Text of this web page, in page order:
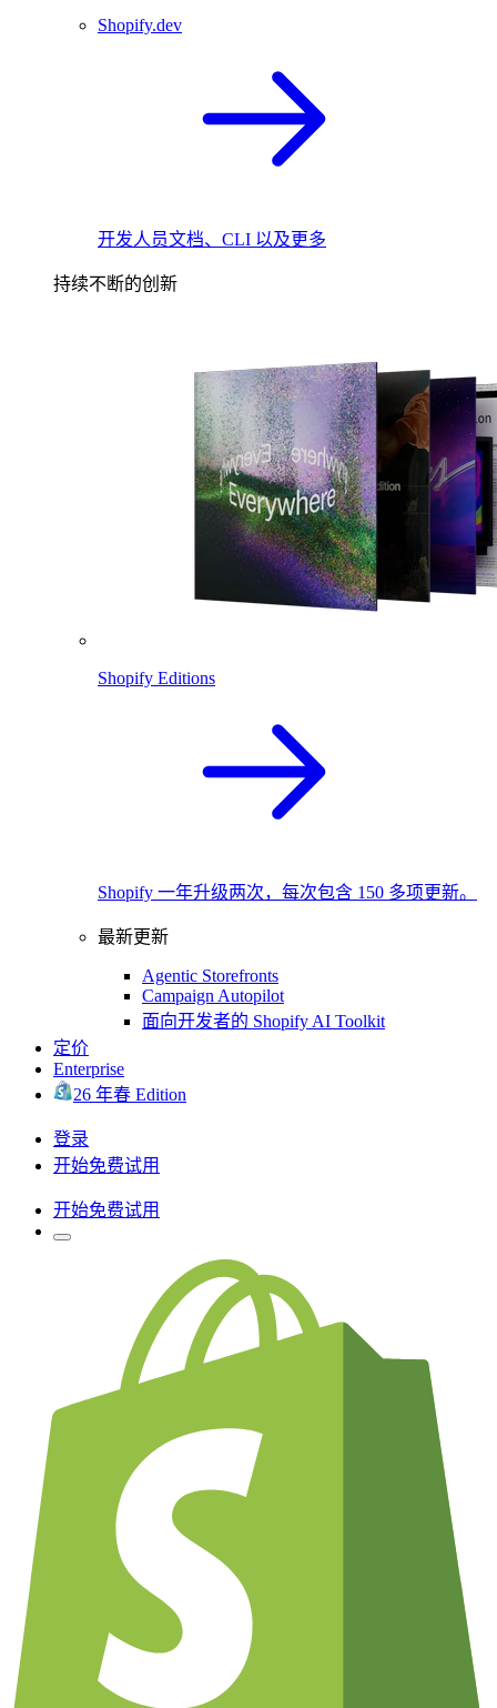
Shopify.dev
开发人员文档、CLI 以及更多
持续不断的创新
Shopify Editions
Shopify 一年升级两次，每次包含 150 多项更新。
最新更新
Agentic Storefronts
Campaign Autopilot
面向开发者的 Shopify AI Toolkit
定价
Enterprise
26 年春 Edition
登录
开始免费试用
开始免费试用